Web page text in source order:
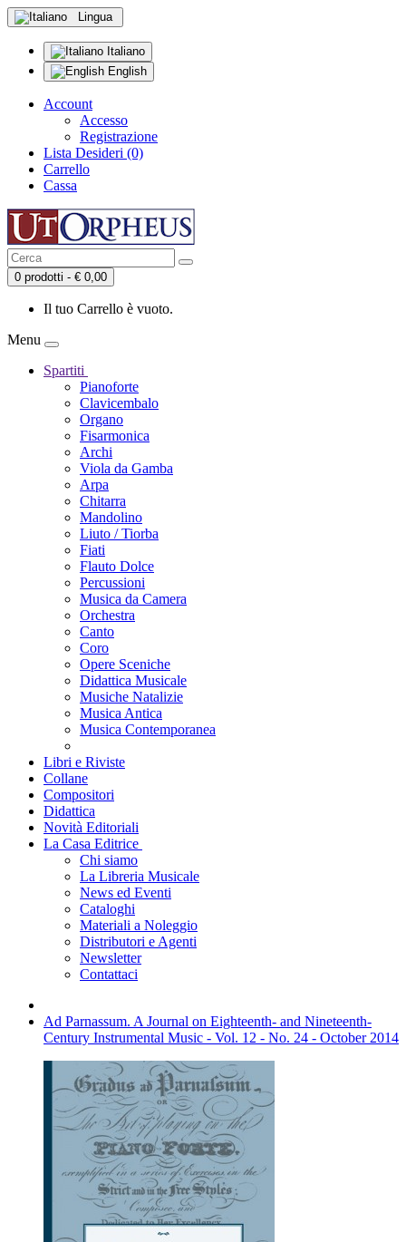
Lingua
Italiano
English
Account
Accesso
Registrazione
Lista Desideri (0)
Carrello
Cassa
0 prodotti - € 0,00
Il tuo Carrello è vuoto.
Menu
Spartiti
Pianoforte
Clavicembalo
Organo
Fisarmonica
Archi
Viola da Gamba
Arpa
Chitarra
Mandolino
Liuto / Tiorba
Fiati
Flauto Dolce
Percussioni
Musica da Camera
Orchestra
Canto
Coro
Opere Sceniche
Didattica Musicale
Musiche Natalizie
Musica Antica
Musica Contemporanea
Libri e Riviste
Collane
Compositori
Didattica
Novità Editoriali
La Casa Editrice
Chi siamo
La Libreria Musicale
News ed Eventi
Cataloghi
Materiali a Noleggio
Distributori e Agenti
Newsletter
Contattaci
Ad Parnassum. A Journal on Eighteenth- and Nineteenth-
Century Instrumental Music - Vol. 12 - No. 24 - October 2014